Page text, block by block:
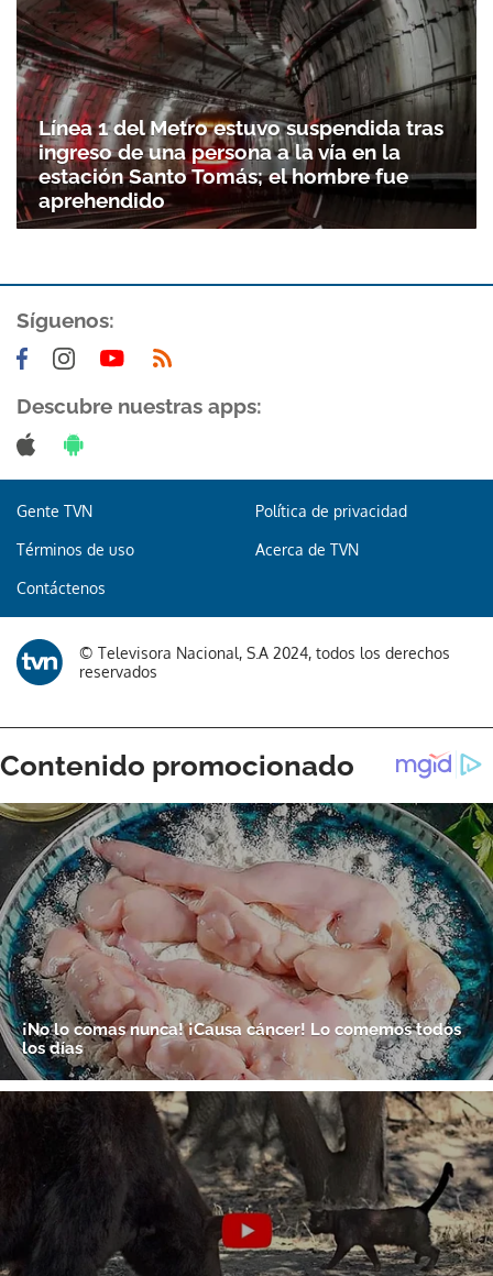
Gracias por suscribirte a nuestro boletín.
Línea 1 del Metro estuvo suspendida tras
ingreso de una persona a la vía en la
estación Santo Tomás; el hombre fue
aprehendido
Síguenos:
Descubre nuestras apps:
Gente TVN Política de privacidad
Términos de uso Acerca de TVN
Contáctenos
© Televisora Nacional, S.A 2024, todos los derechos
reservados